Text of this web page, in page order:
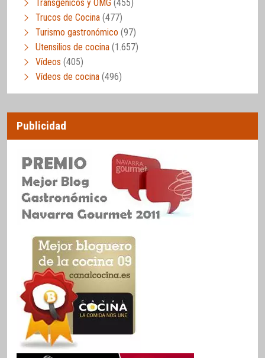
Transgénicos y OMG (455)
Trucos de Cocina (477)
Turismo gastronómico (97)
Utensilios de cocina (1.657)
Vídeos (405)
Vídeos de cocina (496)
Publicidad